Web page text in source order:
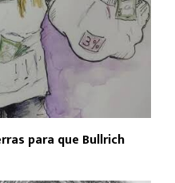
para que Bullrich